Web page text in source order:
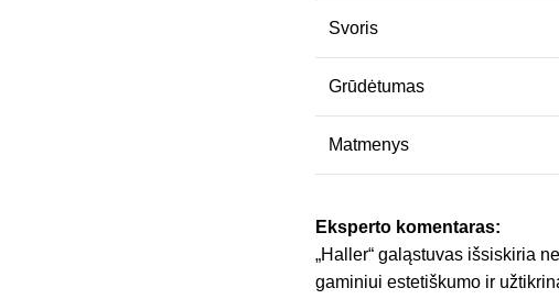
Svoris
Grūdėtumas
Matmenys
Eksperto komentaras:
„Haller“ galąstuvas išsiskiria
gaminiui estetiškumo ir